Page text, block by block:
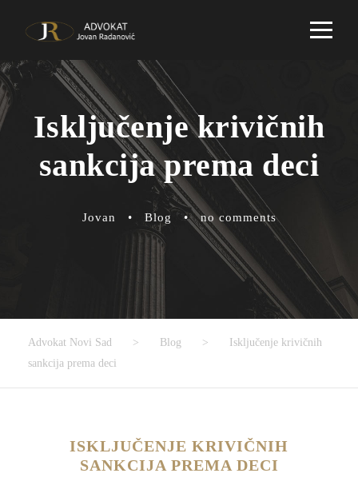
Isključenje krivičnih
sankcija prema deci
Jovan • Blog • no comments
Advokat Novi Sad > Blog >
Isključenje krivičnih
sankcija prema deci
ISKLJUČENJE KRIVIČNIH
SANKCIJA PREMA DECI